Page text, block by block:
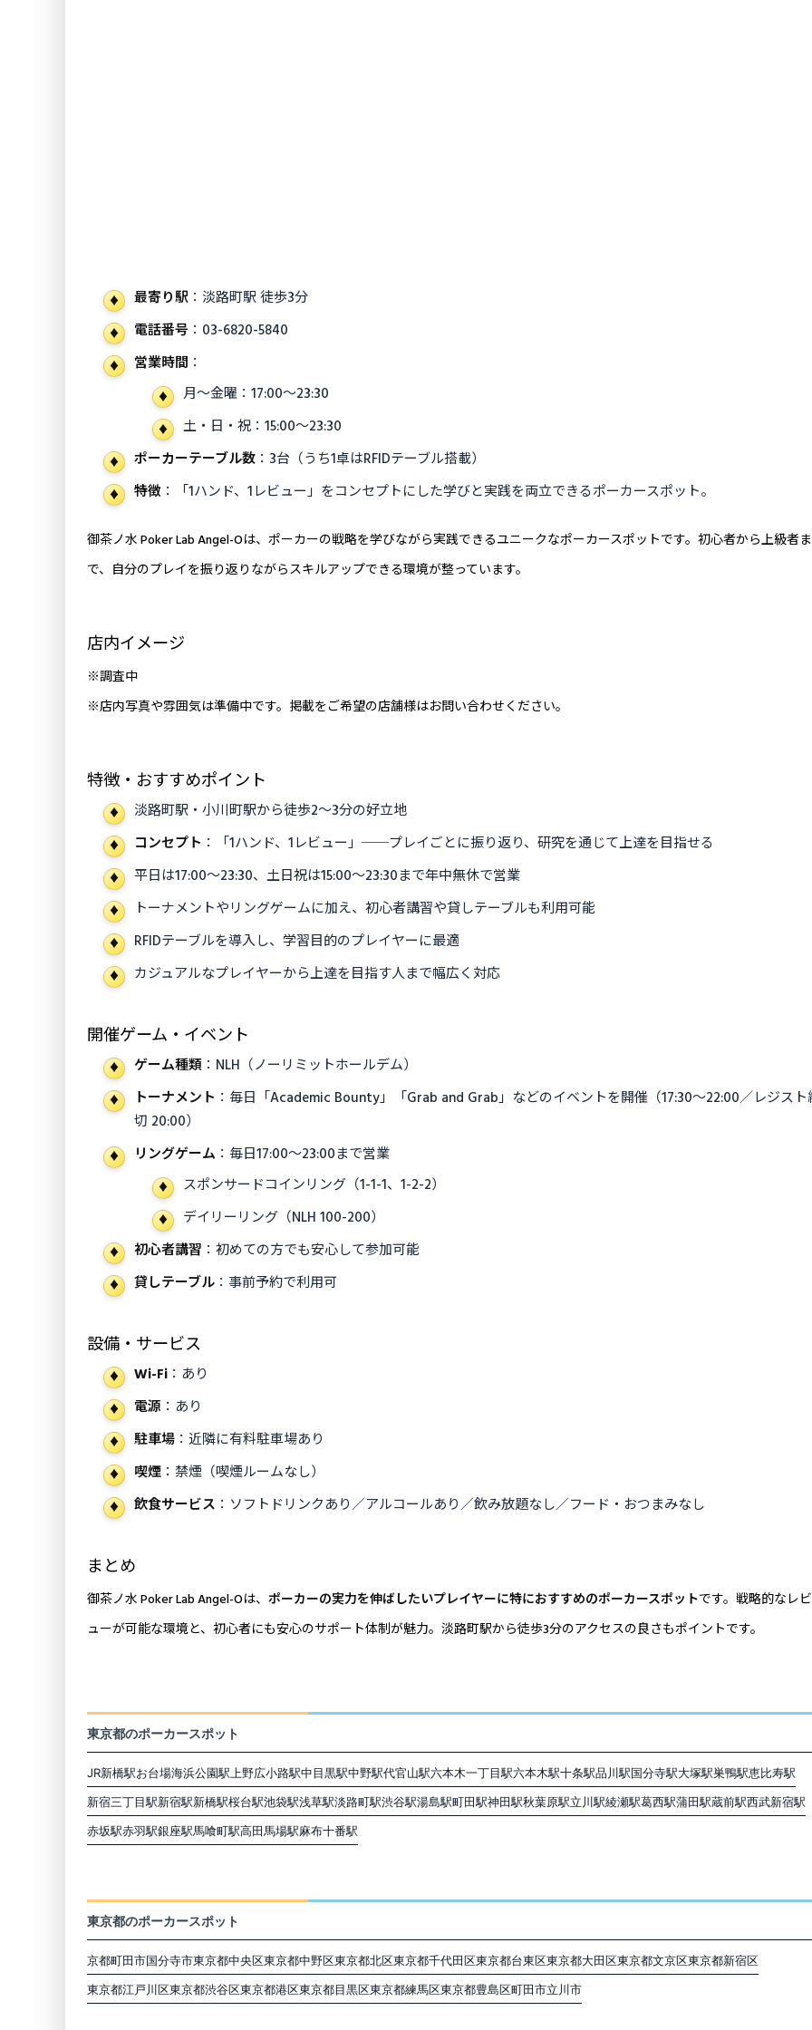
最寄り駅 ：淡路町駅 徒歩3分
電話番号 ：03-6820-5840
営業時間 ：
月〜金曜：17:00〜23:30
土・日・祝：15:00〜23:30
ポーカーテーブル数 ：3台（うち1卓はRFIDテーブル搭載）
特徴 ：「1ハンド、1レビュー」をコンセプトにした学びと実践を両立できるポーカースポット。
御茶ノ水 Poker Lab Angel-Oは、ポーカーの戦略を学びながら実践できるユニークなポーカースポットです。初心者から上級者ま
で、自分のプレイを振り返りながらスキルアップできる環境が整っています。
店内イメージ
※調査中
※店内写真や雰囲気は準備中です。掲載をご希望の店舗様はお問い合わせください。
特徴・おすすめポイント
淡路町駅・小川町駅から徒歩2〜3分の好立地
コンセプト ：「1ハンド、1レビュー」──プレイごとに振り返り、研究を通じて上達を目指せる
平日は17:00〜23:30、土日祝は15:00〜23:30まで年中無休で営業
トーナメントやリングゲームに加え、初心者講習や貸しテーブルも利用可能
RFIDテーブルを導入し、学習目的のプレイヤーに最適
カジュアルなプレイヤーから上達を目指す人まで幅広く対応
開催ゲーム・イベント
ゲーム種類 ：NLH（ノーリミットホールデム）
トーナメント ：毎日「Academic Bounty」「Grab and Grab」などのイベントを開催（17:30〜22:00／レジスト
切 20:00）
リングゲーム ：毎日17:00〜23:00まで営業
スポンサードコインリング（1-1-1、1-2-2）
デイリーリング（NLH 100-200）
初心者講習 ：初めての方でも安心して参加可能
貸しテーブル ：事前予約で利用可
設備・サービス
Wi-Fi ：あり
電源 ：あり
駐車場 ：近隣に有料駐車場あり
喫煙 ：禁煙（喫煙ルームなし）
飲食サービス ：ソフトドリンクあり／アルコールあり／飲み放題なし／フード・おつまみなし
まとめ
御茶ノ水 Poker Lab Angel-Oは、 ポーカーの実力を伸ばしたいプレイヤーに特におすすめのポーカースポットです。戦略的なレビ
ューが可能な環境と、初心者にも安心のサポート体制が魅力。淡路町駅から徒歩3分のアクセスの良さもポイントです。
東京都のポーカースポット
JR新橋駅お台場海浜公園駅 上野広小路駅中目黒駅中野駅代官山駅六本木一丁目駅六本木駅十条駅品川駅国分寺駅大塚駅巣鴨駅恵比寿駅
新宿三丁目駅新宿駅新橋駅桜台駅池袋駅浅草駅淡路町駅渋谷駅湯島駅町田駅神田駅秋葉原駅立川駅綾瀬駅葛西駅蒲田駅蔵前駅西武新宿駅
赤坂駅赤羽駅銀座駅馬喰町駅高田馬場駅麻布十番駅
東京都のポーカースポット
京都町田市国分寺市東京都中央区東京都中野区東京都北区東京都千代田区東京都台東区東京都大田区東京都文京区東京都新宿区
東京都江戸川区東京都渋谷区東京都港区東京都目黒区東京都練馬区東京都豊島区町田市立川市